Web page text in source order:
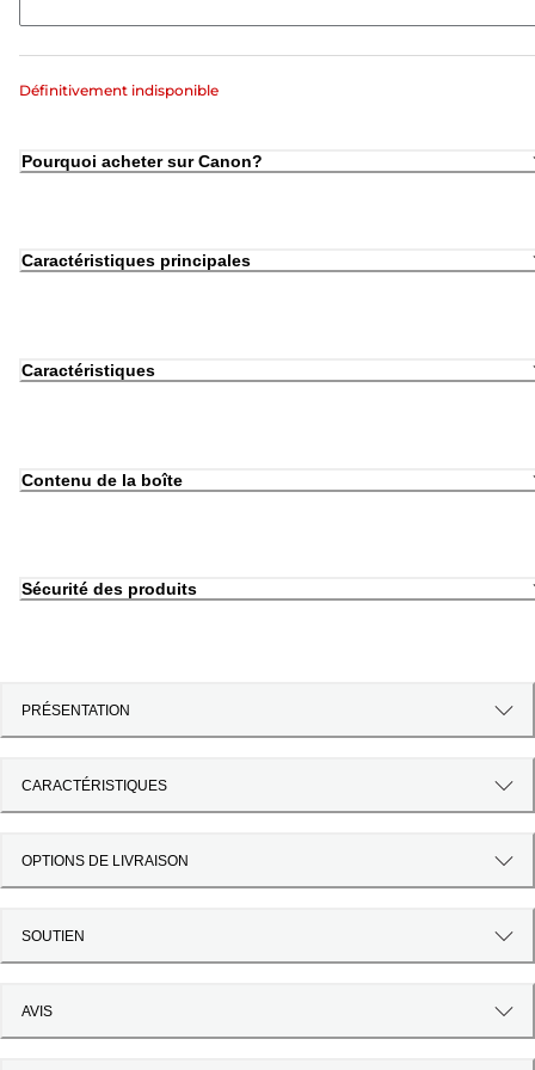
Définitivement indisponible
Pourquoi acheter sur Canon?
Caractéristiques principales
Caractéristiques
Contenu de la boîte
Sécurité des produits
PRÉSENTATION
CARACTÉRISTIQUES
OPTIONS DE LIVRAISON
SOUTIEN
AVIS